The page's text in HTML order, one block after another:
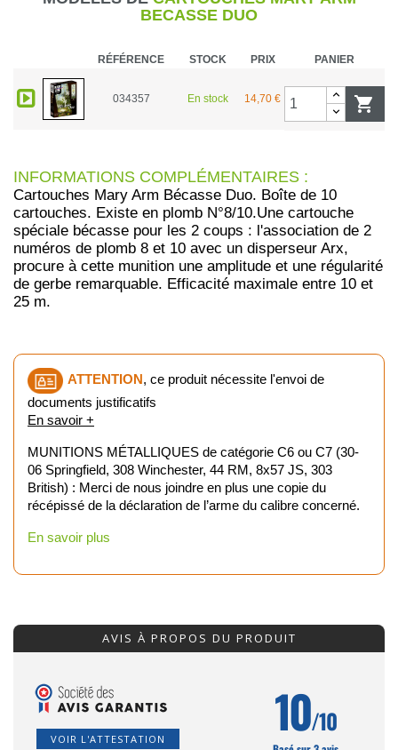
BECASSE DUO
RÉFÉRENCE STOCK PRIX PANIER
034357 En stock 14,70 € 
INFORMATIONS COMPLÉMENTAIRES :
Cartouches Mary Arm Bécasse Duo. Boîte de 10
cartouches. Existe en plomb N°8/10.Une cartouche
spéciale bécasse pour les 2 coups : l'association de 2
numéros de plomb 8 et 10 avec un disperseur Arx,
procure à cette munition une amplitude et une régularité
de gerbe remarquable. Efficacité maximale entre 10 et
25 m.
ATTENTION, ce produit nécessite l'envoi de
documents justificatifs
En savoir +
MUNITIONS MÉTALLIQUES de catégorie C6 ou C7 (30-
06 Springfield, 308 Winchester, 44 RM, 8x57 JS, 303
British) : Merci de nous joindre en plus une copie du
récépissé de la déclaration de l’arme du calibre concerné.
En savoir plus
AVIS À PROPOS DU PRODUIT
VOIR L'ATTESTATION 10/10